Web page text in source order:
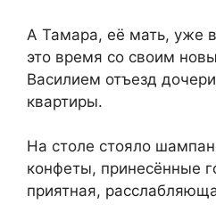
А Тамара, её мать, уже
это время со своим
Василием отъезд
квартиры.
На столе стояло
конфеты, принесённые
приятная,